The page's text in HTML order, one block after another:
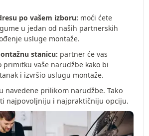
po vašem izboru: moći ćete
u jedan od naših partnerskih
usluge montaže.
stanicu: partner će vas
primitku vaše narudžbe kako bi
i izvršio uslugu montaže.
navedene prilikom narudžbe. Tako
najpovoljniju i najpraktičniju opciju.